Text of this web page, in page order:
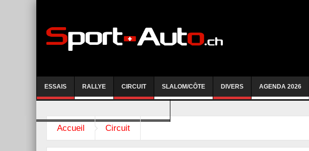
ESSAIS RALLYE CIRCUIT SLALOM/CÔTE DIVERS AGENDA 2026
Accueil Circuit